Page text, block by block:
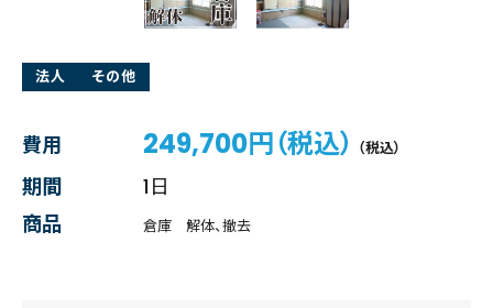
法人 その他
費用 249,700円（税込） （税込）
期間
1日
商品
倉庫 解体、撤去